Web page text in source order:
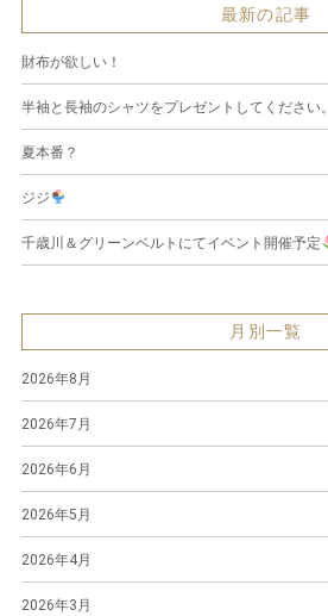
最新の記事
財布が欲しい！
半袖と長袖のシャツをプレゼントしてください。
夏本番？
ジジ
千歳川＆グリーンベルトにてイベント開催予定
月別一覧
2026年8月
2026年7月
2026年6月
2026年5月
2026年4月
2026年3月